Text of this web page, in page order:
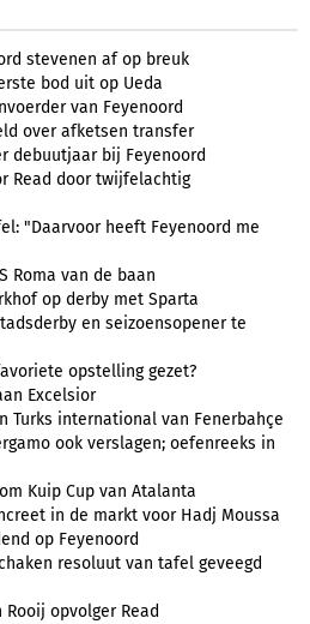
stevenen af op breuk
bod uit op Ueda
van Feyenoord
over afketsen transfer
debuutjaar bij Feyenoord
Read door twijfelachtig
"Daarvoor heeft Feyenoord me
Roma van de baan
op derby met Sparta
en seizoensopener te
opstelling gezet?
Excelsior
Turks international van Fenerbahçe
ook verslagen; oefenreeks in
Kuip Cup van Atalanta
in de markt voor Hadj Moussa
op Feyenoord
resoluut van tafel geveegd
Rooij opvolger Read